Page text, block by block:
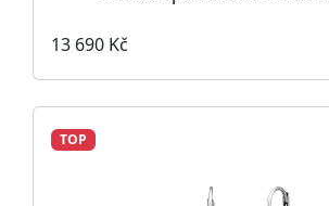
13 690 Kč
TOP